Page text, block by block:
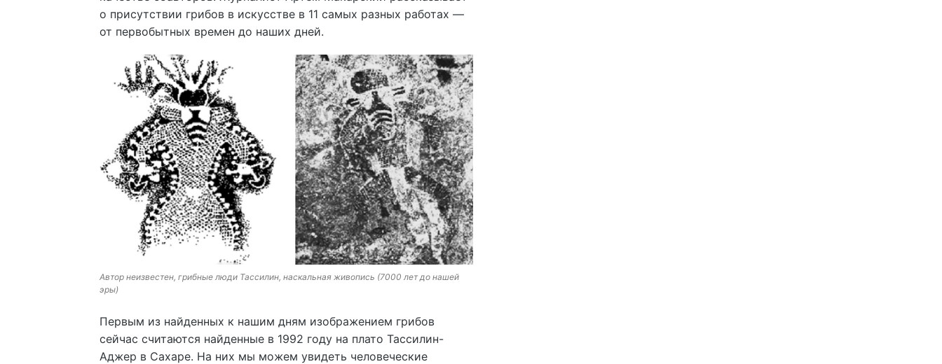
о присутствии грибов в искусстве в 11 самых разных работах —
от первобытных времен до наших дней.
Автор неизвестен, грибные люди Тассилин, наскальная живопись (7000 лет до нашей
эры)
Первым из найденных к нашим дням изображением грибов
сейчас считаются найденные в 1992 году на плато Тассилин-
Аджер в Сахаре. На них мы можем увидеть человеческие